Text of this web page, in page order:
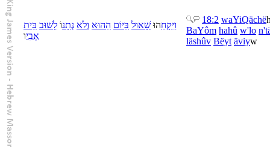
וַיִּקָּחֵהוּ שָׁאוּל בַּיּוֹם הַהוּא וְלֹא נְתָנוֹ לָשׁוּב בֵּית
אָבִיו
18:2 waYiQächë
BaYôm hahû w'lo
läshûv Bëyt äviyw